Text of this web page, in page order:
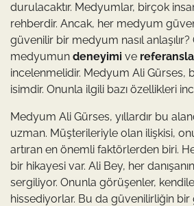
durulacaktır. Medyumlar, birçok
rehberdir. Ancak, her medyum
güvenilir bir medyum nasıl
medyumun deneyimi ve
incelenmelidir. Medyum Ali Gürses,
isimdir. Onunla ilgili bazı özellikleri
Medyum Ali Gürses, yıllardır bu
uzman. Müşterileriyle olan ilişkisi,
artıran en önemli faktörlerden biri.
bir hikayesi var. Ali Bey, her
sergiliyor. Onunla görüşenler,
hissediyorlar. Bu da güvenilirliğin bir